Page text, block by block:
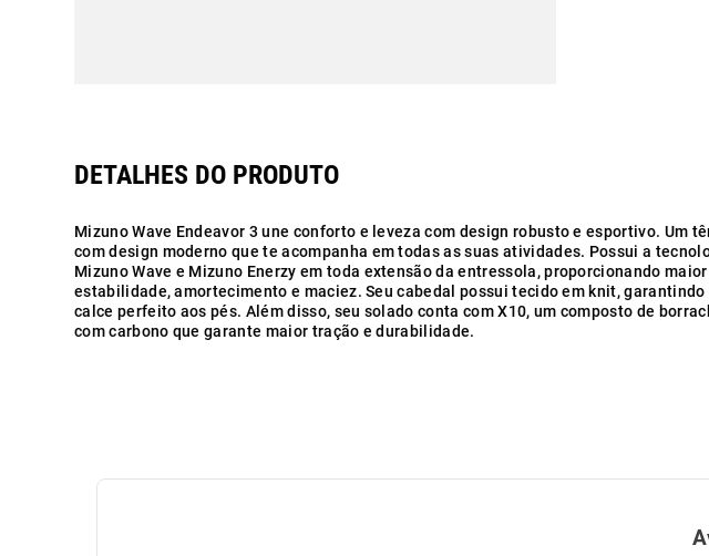
Mizuno Wave Endeavor 3 une conforto e leveza com design robusto e esportivo. Um
com design moderno que te acompanha em todas as suas atividades. Possui a
Mizuno Wave e Mizuno Enerzy em toda extensão da entressola, proporcionando maior
estabilidade, amortecimento e maciez. Seu cabedal possui tecido em knit, garantindo
calce perfeito aos pés. Além disso, seu solado conta com X10, um composto de
com carbono que garante maior tração e durabilidade.